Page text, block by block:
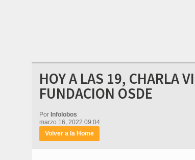
HOY A LAS 19, CHARLA
FUNDACION OSDE
Por Infolobos
marzo 16, 2022 09:04
Volver a la Home